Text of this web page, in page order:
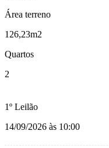
Área terreno
126,23m2
Quartos
2
1º Leilão
14/09/2026 às 10:00